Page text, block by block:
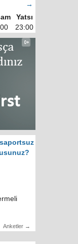
→
Yatsı
23:00
Anketler →